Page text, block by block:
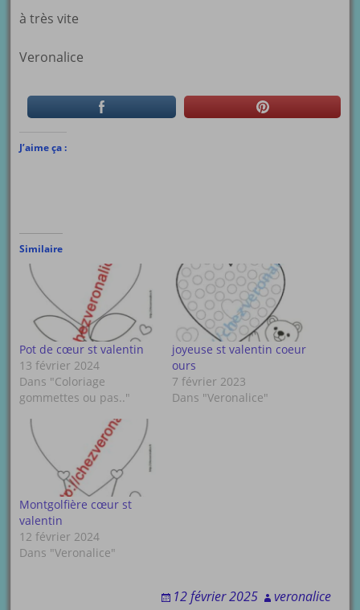
à très vite
Veronalice
J’aime ça :
Similaire
Pot de cœur st valentin
13 février 2024
Dans "Coloriage
gommettes ou pas.."
joyeuse st valentin coeur
ours
7 février 2023
Dans "Veronalice"
Montgolfière cœur st
valentin
12 février 2024
Dans "Veronalice"
12 février 2025
veronalice